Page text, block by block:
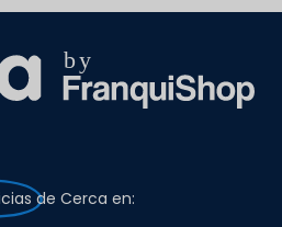
de Cerca en: